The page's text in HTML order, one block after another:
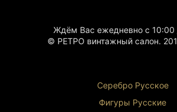
Ждём Вас ежедневно с 10:00
© РЕТРО винтажный салон.
Серебро Русское
Фигуры Русские